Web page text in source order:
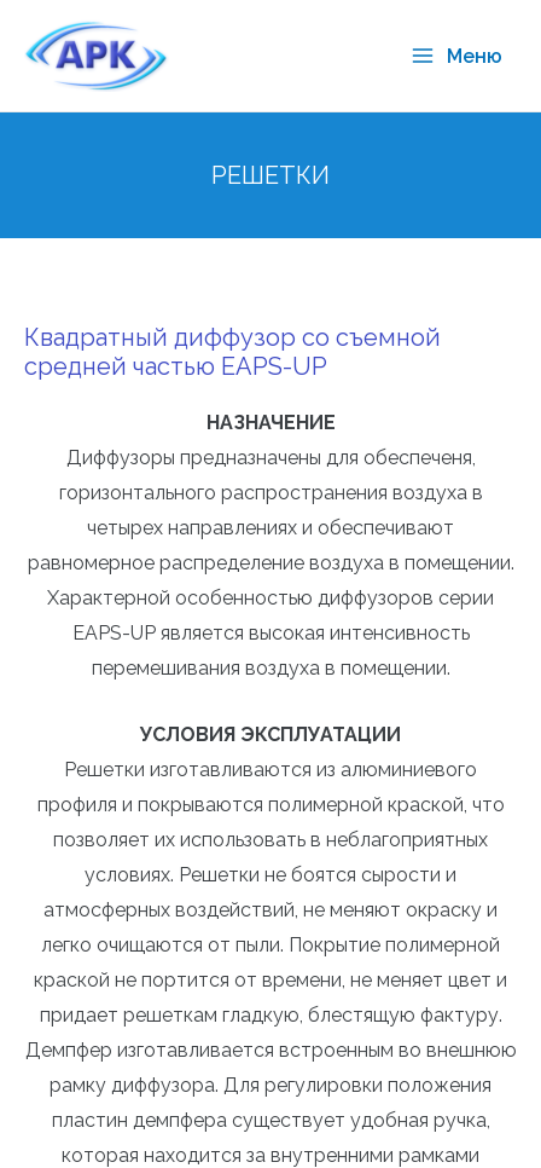
Меню
РЕШЕТКИ
Квадратный диффузор со съемной
средней частью EAPS-UP
НАЗНАЧЕНИЕ
Диффузоры предназначены для обеспеченя,
горизонтального распространения воздуха в
четырех направлениях и обеспечивают
равномерное распределение воздуха в помещении.
Характерной особенностью диффузоров серии
ЕАРS-UP является высокая интенсивность
перемешивания воздуха в помещении.
УСЛОВИЯ ЭКСПЛУАТАЦИИ
Решетки изготавливаются из алюминиевого
профиля и покрываются полимерной краской, что
позволяет их использовать в неблагоприятных
условиях. Решетки не боятся сырости и
атмосферных воздействий, не меняют окраску и
легко очищаются от пыли. Покрытие полимерной
краской не портится от времени, не меняет цвет и
придает решеткам гладкую, блестящую фактуру.
Демпфер изготавливается встроенным во внешнюю
рамку диффузора. Для регулировки положения
пластин демпфера существует удобная ручка,
которая находится за внутренними рамками